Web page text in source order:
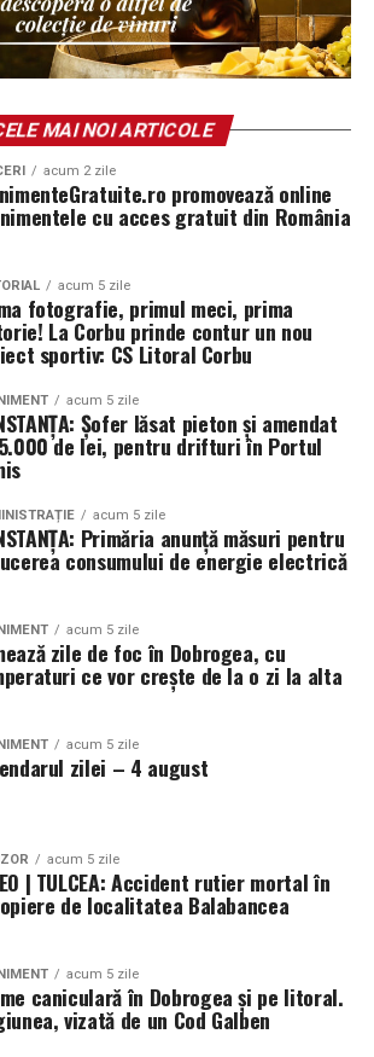
στο επίκεντρο των δημόσιων
την Ευρώπη.
πολιτικά γεγονότα της χρονιάς
Δημοκρατία και την κυπριακή διασπορά.
MAI NOI ARTICOLE
acum 2 zile
promovează online
cu acces gratuit din România
acum 5 zile
fotografie, primul meci, prima
La Corbu prinde contur un nou
sportiv: CS Litoral Corbu
acum 5 zile
Șofer lăsat pieton și amendat
de lei, pentru drifturi în Portul
acum 5 zile
Primăria anunță măsuri pentru
consumului de energie electrică
acum 5 zile
zile de foc în Dobrogea, cu
ce vor crește de la o zi la alta
acum 5 zile
zilei – 4 august
acum 5 zile
| TULCEA: Accident rutier mortal în
de localitatea Balabancea
acum 5 zile
caniculară în Dobrogea și pe litoral.
vizată de un Cod Galben